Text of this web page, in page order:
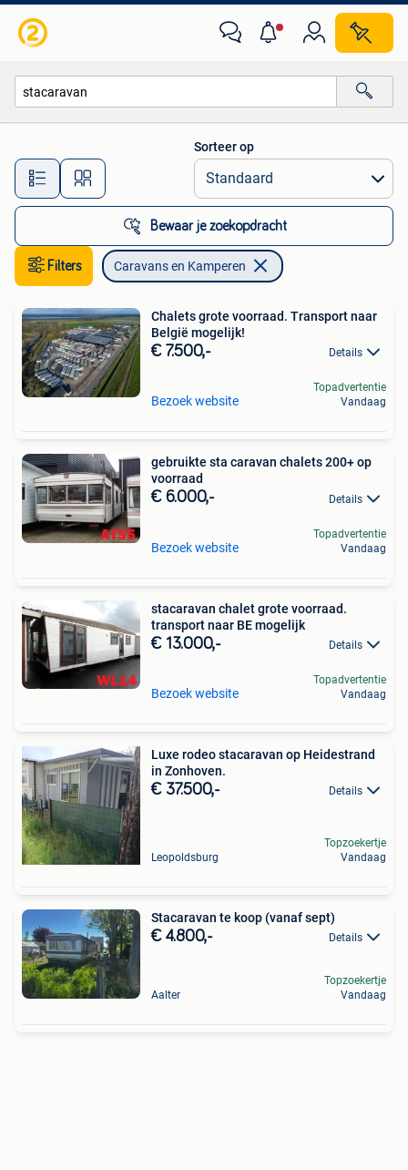
Alle afstanden…
Sorteer op
Bewaar je zoekopdracht
Filters Caravans en Kamperen
Chalets grote voorraad. Transport naar
België mogelijk!
€ 7.500,- Details
Bezoek website
Topadvertentie
Vandaag
gebruikte sta caravan chalets 200+ op
voorraad
€ 6.000,- Details
Bezoek website
Topadvertentie
Vandaag
stacaravan chalet grote voorraad.
transport naar BE mogelijk
€ 13.000,- Details
Bezoek website
Topadvertentie
Vandaag
Luxe rodeo stacaravan op Heidestrand
in Zonhoven.
€ 37.500,- Details
Leopoldsburg
Topzoekertje
Vandaag
Stacaravan te koop (vanaf sept)
€ 4.800,- Details
Aalter
Topzoekertje
Vandaag